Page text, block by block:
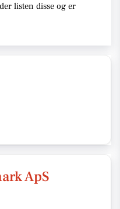
listen disse og er
ApS